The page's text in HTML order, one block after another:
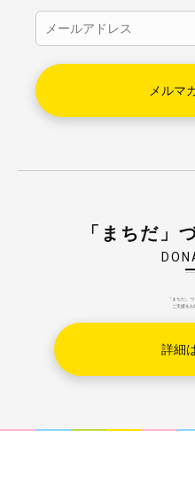
「まちだ」
「まちだ」
ご支援を
詳細